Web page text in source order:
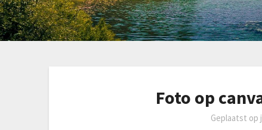
Foto op
Geplaatst op